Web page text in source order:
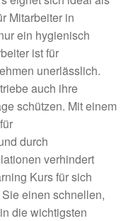
Mitarbeiter in
ein hygienisch
ist für
unerlässlich.
auch ihre
schützen. Mit einem
durch
verhindert
Kurs für sich
einen schnellen,
die wichtigsten